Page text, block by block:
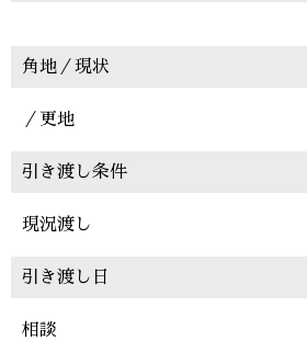
角地／現状
／更地
引き渡し条件
現況渡し
引き渡し日
相談